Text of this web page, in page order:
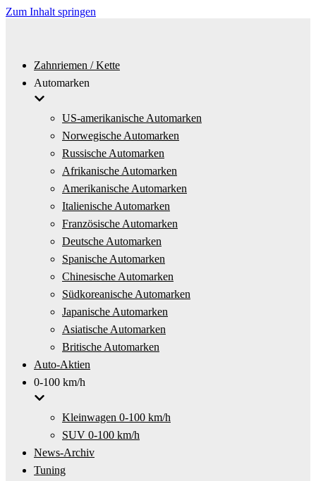
Zum Inhalt springen
Zahnriemen / Kette
Automarken
US-amerikanische Automarken
Norwegische Automarken
Russische Automarken
Afrikanische Automarken
Amerikanische Automarken
Italienische Automarken
Französische Automarken
Deutsche Automarken
Spanische Automarken
Chinesische Automarken
Südkoreanische Automarken
Japanische Automarken
Asiatische Automarken
Britische Automarken
Auto-Aktien
0-100 km/h
Kleinwagen 0-100 km/h
SUV 0-100 km/h
News-Archiv
Tuning